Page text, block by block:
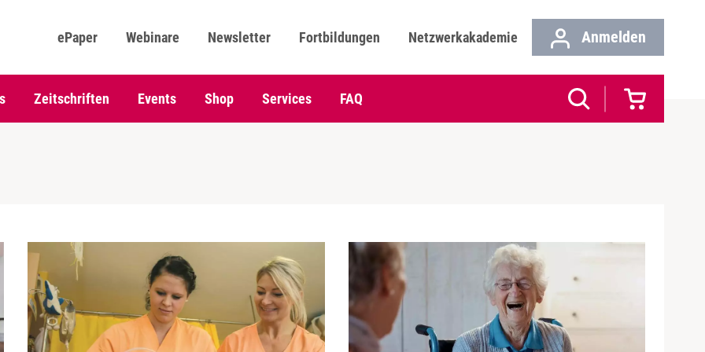
ePaper Webinare Newsletter Fortbildungen Netzwerkakademie Anmelden
Zeitschriften Events Shop Services FAQ